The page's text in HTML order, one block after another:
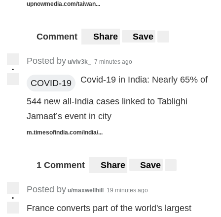
upnowmedia.com/taiwan...
Comment Share Save
•
Posted by u/viv3k_ 7 minutes ago
COVID-19 Covid-19 in India: Nearly 65% of
544 new all-India cases linked to Tablighi
Jamaat’s event in city
m.timesofindia.com/india/...
1 Comment Share Save
•
Posted by u/maxwellhill 19 minutes ago
France converts part of the world's largest